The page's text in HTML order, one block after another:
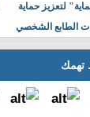
لتعزيز حماية
ذات الطابع الشخصي
تهمك